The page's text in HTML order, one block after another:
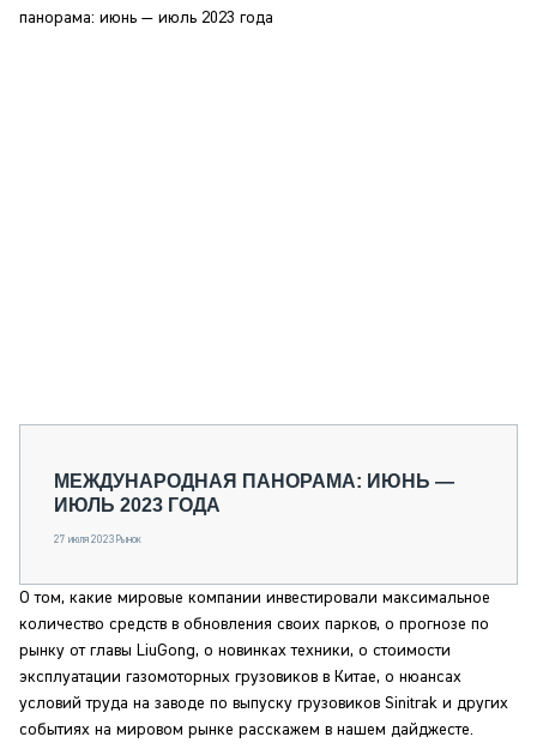
СПЕЦПРОЕКТЫ
панорама: июнь — июль 2023 года
МЕЖДУНАРОДНАЯ ПАНОРАМА: ИЮНЬ —
ИЮЛЬ 2023 ГОДА
27 июля 2023 Рынок
О том, какие мировые компании инвестировали максимальное
количество средств в обновления своих парков, о прогнозе по
рынку от главы LiuGong, о новинках техники, о стоимости
эксплуатации газомоторных грузовиков в Китае, о нюансах
условий труда на заводе по выпуску грузовиков Sinitrak и других
событиях на мировом рынке расскажем в нашем дайджесте.